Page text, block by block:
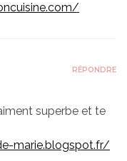
superbe et te
marie.blogspot.fr/
RÉPONDRE